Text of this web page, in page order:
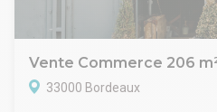
Vente Commerce 206
33000 Bordeaux